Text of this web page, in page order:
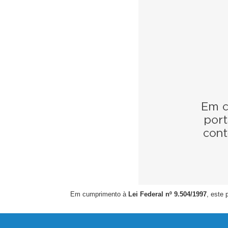
Em cumprimento à Lei Federal nº 9.504/1997, este